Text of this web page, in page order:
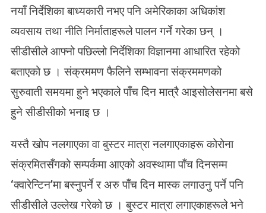
म
य
दि
नयाँ निर्देशिका बाध्यकारी नभए पनि अमेरिकाका अधिकांश
व्यवसाय तथा नीति निर्माताहरूले पालन गर्ने गरेका छन् ।
सीडीसीले आफ्नो पछिल्लो निर्देशिका विज्ञानमा आधारित रहेको
बताएको छ । संक्रममण फैलिने सम्भावना संक्रममणको
सुरुवाती समयमा हुने भएकाले पाँच दिन मात्रै आइसोलेसनमा बसे
हुने सीडीसीको भनाइ छ ।
यस्तै खोप नलगाएका वा बुस्टर मात्रा नलगाएकाहरू कोरोना
संक्रमितसँगको सम्पर्कमा आएको अवस्थामा पाँच दिनसम्म
‘क्वारेन्टिन’मा बस्नुपर्ने र अरु पाँच दिन मास्क लगाउनु पर्ने पनि
सीडीसीले उल्लेख गरेको छ । बुस्टर मात्रा लगाएकाहरूले भने